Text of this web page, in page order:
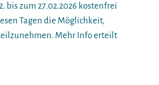
bis zum 27.02.2026 kostenfrei
Tagen die Möglichkeit,
Mehr Info erteilt